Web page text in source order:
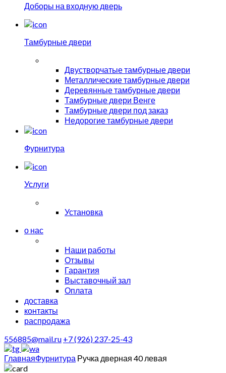
Доборы на входную дверь
Тамбурные двери
Двустворчатые тамбурные двери
Металлические тамбурные двери
Деревянные тамбурные двери
Тамбурные двери Венге
Тамбурные двери под заказ
Недорогие тамбурные двери
Фурнитура
Услуги
Установка
о нас
Наши работы
Отзывы
Гарантия
Выставочный зал
Оплата
доставка
контакты
распродажа
556885@mail.ru +7 (926) 237-25-43
ГлавнаяФурнитура Ручка дверная 40 левая